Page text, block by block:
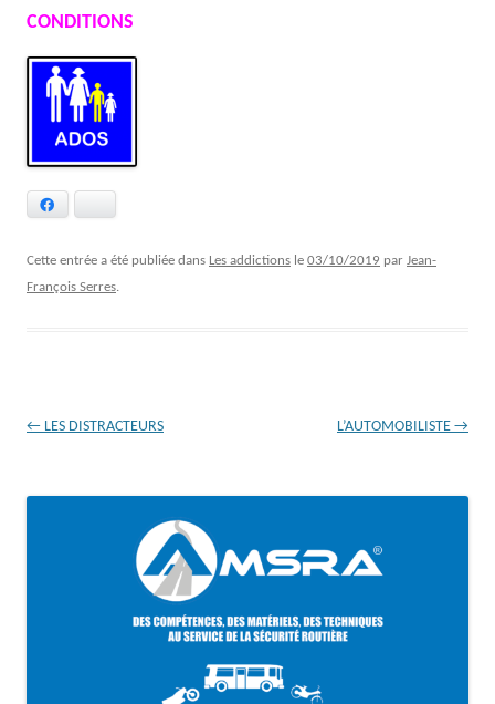
CONDITIONS
Cette entrée a été publiée dans Les addictions le 03/10/2019 par Jean-
François Serres.
Navigation
← LES DISTRACTEURS L’AUTOMOBILISTE →